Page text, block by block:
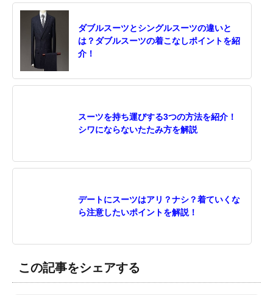
ダブルスーツとシングルスーツの違いと
は？ダブルスーツの着こなしポイントを紹
介！
スーツを持ち運びする3つの方法を紹介！
シワにならないたたみ方を解説
デートにスーツはアリ？ナシ？着ていくな
ら注意したいポイントを解説！
この記事をシェアする